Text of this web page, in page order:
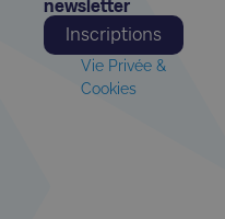
newsletter​
Inscriptions
Vie Privée &
Cookies